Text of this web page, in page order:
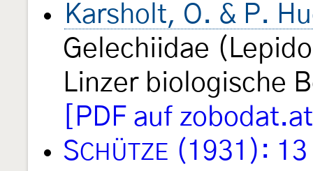
Karsholt, O. & P.
Gelechiidae
Linzer biologische
[PDF auf
SCHÜTZE (1931): 13